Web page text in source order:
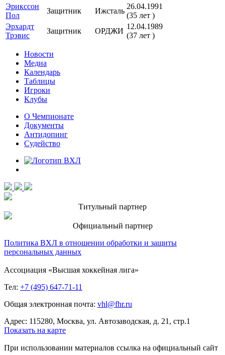
Эрикссон
Пол
Защитник Ижсталь
26.04.1991
(35 лет )
Эрхардт
Трэвис
Защитник ОРДЖИ
12.04.1989
(37 лет )
Новости
Медиа
Календарь
Таблицы
Игроки
Клубы
О Чемпионате
Документы
Антидопинг
Судейство
Титульный партнер
Официальный партнер
Политика ВХЛ в отношении обработки и защиты
персональных данных
Ассоциация «Высшая хоккейная лига»
Тел: +7 (495) 647-71-11
Общая электронная почта: vhl@fhr.ru
Адрес: 115280, Москва, ул. Автозаводская, д. 21, стр.1
Показать на карте
При использовании материалов ссылка на официальный сайт